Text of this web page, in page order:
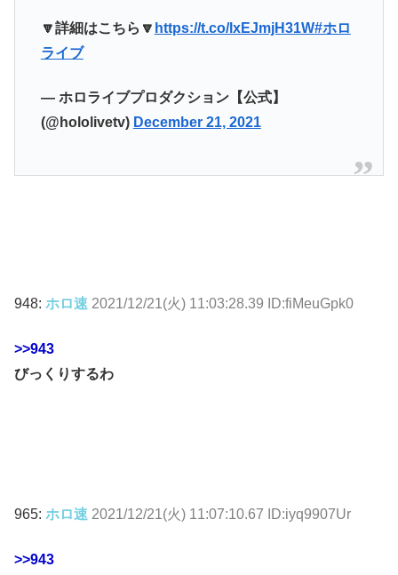
🔽詳細はこちら🔽 https://t.co/lxEJmjH31W#ホロ
ライブ
— ホロライブプロダクション【公式】
(@hololivetv) December 21, 2021
948: ホロ速 2021/12/21(火) 11:03:28.39 ID:fiMeuGpk0
>>943
びっくりするわ
965: ホロ速 2021/12/21(火) 11:07:10.67 ID:iyq9907Ur
>>943